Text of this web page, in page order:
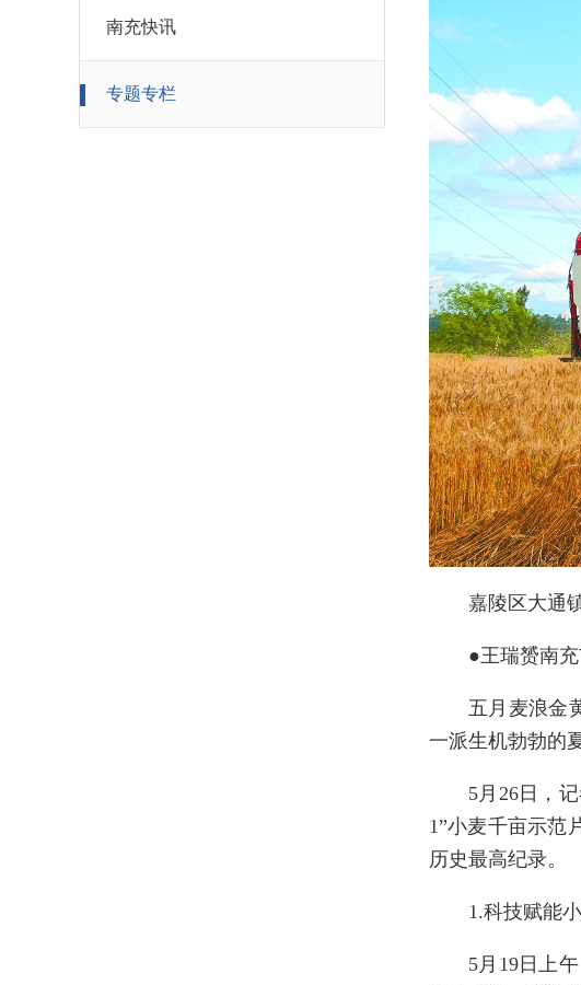
南充快讯
专题专栏
嘉陵区大通
●王瑞赟南
五月麦浪金
一派生机勃勃的
5月26日，
1”小麦千亩示范
历史最高纪录。
1.科技赋能
5月19日上